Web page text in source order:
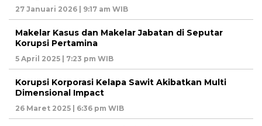
27 Januari 2026 | 9:17 am WIB
Makelar Kasus dan Makelar Jabatan di Seputar
Korupsi Pertamina
5 April 2025 | 7:23 pm WIB
Korupsi Korporasi Kelapa Sawit Akibatkan Multi
Dimensional Impact
26 Maret 2025 | 6:36 pm WIB